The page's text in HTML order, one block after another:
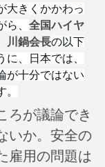
大きくかかわっ
、 全国ハイヤ
川鍋会長の以下
、日本では、
が十分ではない
ろが議論でき
いか。安全の
雇用の問題は